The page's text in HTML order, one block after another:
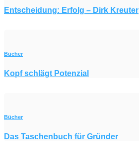
Entscheidung: Erfolg – Dirk Kreuter
Bücher
Kopf schlägt Potenzial
Bücher
Das Taschenbuch für Gründer